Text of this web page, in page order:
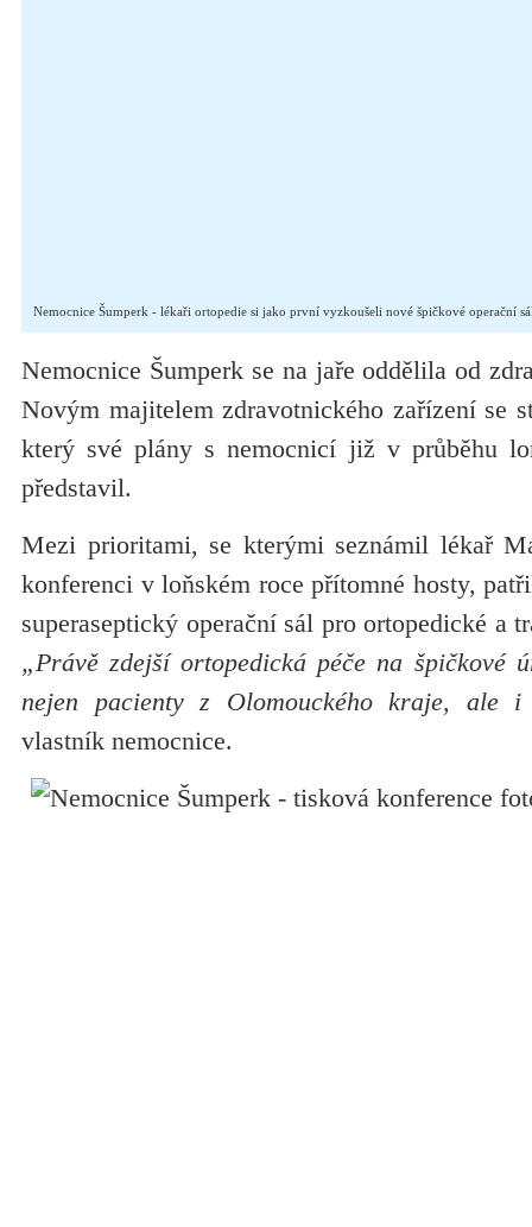
Nemocnice Šumperk - lékaři ortopedie si jako první vyzkoušeli nové špičkové operační
Nemocnice Šumperk se na jaře oddělila od
Novým majitelem zdravotnického zařízení se
který své plány s nemocnicí již v průběhu
představil.
Mezi prioritami, se kterými seznámil lékař
konferenci v loňském roce přítomné hosty,
superaseptický operační sál pro ortopedické a
„Právě zdejší ortopedická péče na špičkové
nejen pacienty z Olomouckého kraje, ale
vlastník nemocnice.